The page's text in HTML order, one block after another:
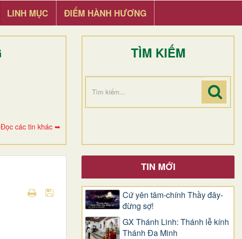
LINH MỤC ĐIỂM HÀNH HƯƠNG
Đọc các tin khác ➥
TÌM KIẾM
TIN MỚI
Cứ yên tâm-chính Thầy đây-
đừng sợ!
GX Thánh Linh: Thánh lễ kính
Thánh Đa Minh